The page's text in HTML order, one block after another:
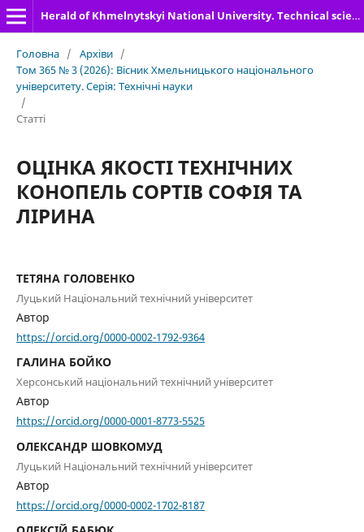
Herald of Khmelnytskyi National University. Technical sciences
Головна / Архіви /
Том 365 № 3 (2026): Вісник Хмельницького національного
університету. Серія: Технічні науки
/
Статті
ОЦІНКА ЯКОСТІ ТЕХНІЧНИХ
КОНОПЕЛЬ СОРТІВ СОФІЯ ТА
ЛІРИНА
ТЕТЯНА ГОЛОВЕНКО
Луцький Національний технічний університет
Автор
https://orcid.org/0000-0002-1792-9364
ГАЛИНА БОЙКО
Херсонський національний технічний університет
Автор
https://orcid.org/0000-0001-8773-5525
ОЛЕКСАНДР ШОВКОМУД
Луцький Національний технічний університет
Автор
https://orcid.org/0000-0002-1702-8187